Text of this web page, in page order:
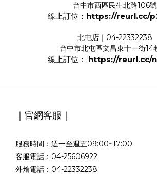
台中市西區民生北路106號
線上訂位： https://reurl.cc/
北屯店｜04-22332238
台中市北屯區文昌東十一街14
線上訂位： https://reurl.cc/
｜官網客服｜
服務時間：週一至週五09:00~17:00
客服電話：04-25606922
外燴電話：04-22332238